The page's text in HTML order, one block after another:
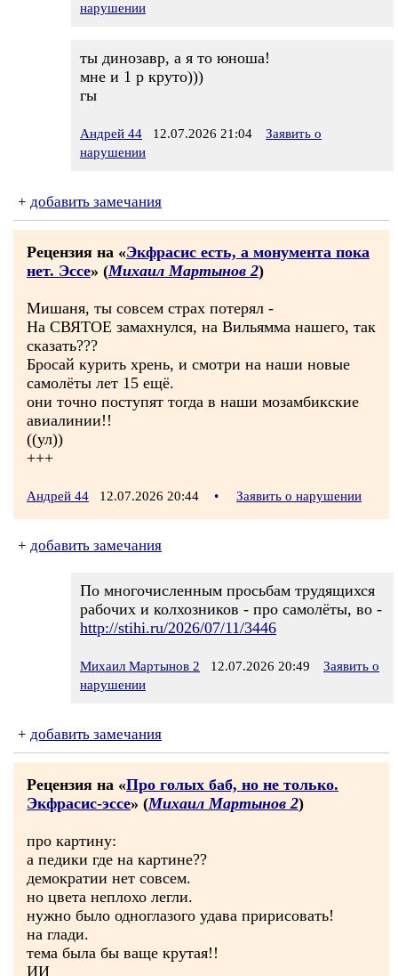
нарушении
ты динозавр, а я то юноша!
мне и 1 р круто)))
гы
Андрей 44 12.07.2026 21:04
Заявить о
нарушении
+ добавить замечания
Рецензия на «Экфрасис есть, а монумента пока
нет. Эссе» (Михаил Мартынов 2)
Мишаня, ты совсем страх потерял -
На СВЯТОЕ замахнулся, на Вильямма нашего, так
сказать???
Бросай курить хрень, и смотри на наши новые
самолёты лет 15 ещё.
они точно поступят тогда в наши мозамбикские
авиалинии!!
((ул))
+++
Андрей 44 12.07.2026 20:44 • Заявить о нарушении
+ добавить замечания
По многочисленным просьбам трудящихся
рабочих и колхозников - про самолёты, во -
http://stihi.ru/2026/07/11/3446
Михаил Мартынов 2 12.07.2026 20:49
Заявить о
нарушении
+ добавить замечания
Рецензия на «Про голых баб, но не только.
Экфрасис-эссе» (Михаил Мартынов 2)
про картину:
а педики где на картине??
демократии нет совсем.
но цвета неплохо легли.
нужно было одноглазого удава пририсовать!
на глади.
тема была бы ваще крутая!!
ИИ